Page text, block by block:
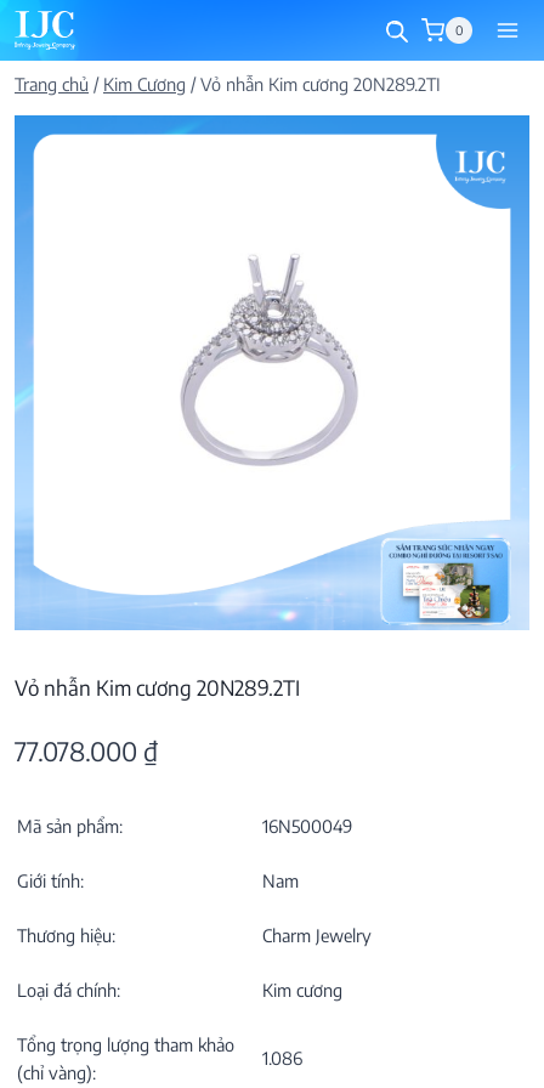
Skip
to
content
0
Trang chủ / Kim Cương /Vỏ nhẫn Kim cương 20N289.2TI
Vỏ nhẫn Kim cương 20N289.2TI
77.078.000 ₫
Mã sản phẩm: 16N500049
Giới tính: Nam
Thương hiệu: Charm Jewelry
Loại đá chính: Kim cương
Tổng trọng lượng tham khảo
(chỉ vàng):
1.086